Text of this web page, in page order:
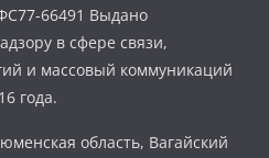
66491 Выдано
в сфере связи,
и массовый коммуникаций
года.
область, Вагайский